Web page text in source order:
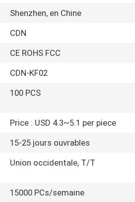
Shenzhen, en Chine
CDN
CE ROHS FCC
CDN-KF02
100 PCS
Price : USD 4.3~5.1 per piece
15-25 jours ouvrables
Union occidentale, T/T
15000 PCs/semaine